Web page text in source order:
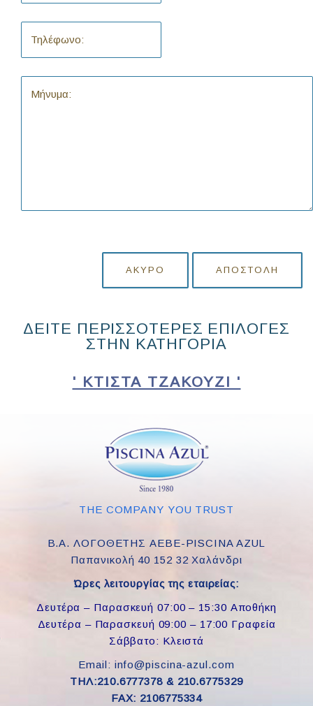
ΆΚΥΡΟ ΑΠΟΣΤΟΛΉ
ΔΕΙΤΕ ΠΕΡΙΣΣΟΤΕΡΕΣ ΕΠΙΛΟΓΕΣ
ΣΤΗΝ ΚΑΤΗΓΟΡΙΑ
' ΚΤΙΣΤΆ ΤΖΑΚΟΎΖΙ '
THE COMPANY YOU TRUST
Β.Α. ΛΟΓΟΘΕΤΗΣ ΑΕΒΕ-PISCINA AZUL
Παπανικολή 40 152 32 Χαλάνδρι
Ώρες λειτουργίας της εταιρείας:
Δευτέρα – Παρασκευή 07:00 – 15:30 Αποθήκη
Δευτέρα – Παρασκευή 09:00 – 17:00 Γραφεία
Σάββατο: Κλειστά
Email: info@piscina-azul.com
ΤΗΛ:210.6777378 & 210.6775329
FAX: 2106775334